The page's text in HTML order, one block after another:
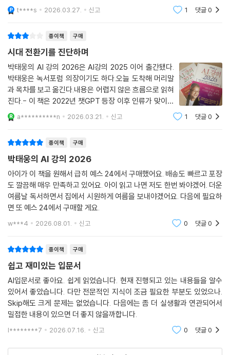
시간은 지난 4년 중 가장 놀랍다. 생성형AI가 피지컬AI로 이토록 빠르게
다가올 줄이야. 정말 영화
t****s 2026.03.27. 신고 1 댓글0
종이책 구매
시대 전환기를 진단하며
박태웅의 AI 강의 2026은 AI강의 2025 이어 출간됐다.
박태웅은 녹서포럼 의장이기도 하다.오늘 도착해 머리말
과 목차를 보고 옮긴다.내용은 어렵지 않은 흐름으로 읽혀
진다.- 이 책은 2022년 챗GPT 등장 이후 인류가 맞이한
거대한 기술 전환기를 진단하며, - 다음과 같은 주제를 다
루고 있다. -1AI의 OS화 2기술 트렌드 3AI의 예견된 사
a**********n 2026.03.21. 신고 1 댓글0
종이책 구매
박태웅의 AI 강의 2026
아이가 이 책을 원해서 급히 예스 24에서 구매했어요. 배송도 빠르고 포장
도 깔끔해 매우 만족하고 있어요. 아이 읽고 나면 저도 한번 봐야겠어. 더운
여름날 독서하면서 집에서 시원하게 여름을 보내야겠어요. 다음에 필요하
면 또 예스 24에서 구매할 게요.
w***4 2026.08.01. 신고 0 댓글0
종이책 구매
쉽고 재미있는 입문서
AI입문서로 좋아요. 쉽게 읽었습니다. 현재 진행되고 있는 내용들을 알수
있어서 좋았습니다. 다만 전문적인 지식이 조금 필요한 부분도 있었으나.
Skip해도 크게 문제는 없었습니다. 다음에는 좀 더 실생활과 연관되어서
밀접한 내용이 있으면 더 좋지 않을까합니다.
l********7 2026.07.16. 신고 0 댓글0